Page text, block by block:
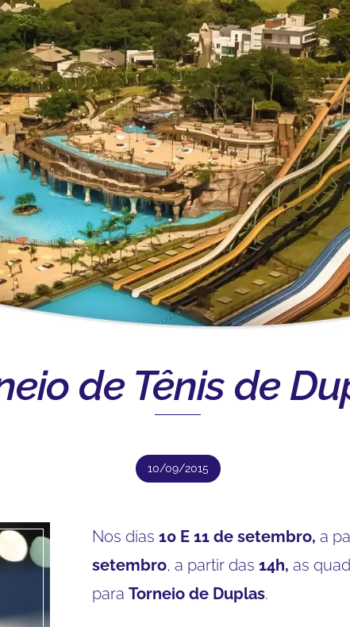
de Tênis de
10/09/2015
Nos dias10 E 11 de setembro, a
setembro, a partir das14h,as
paraTorneio de Duplas.